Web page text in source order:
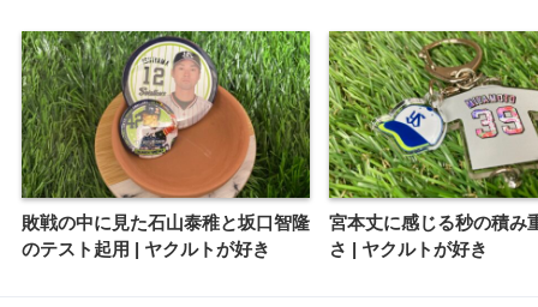
敗戦の中に見た石山泰稚と坂口智隆
のテスト起用 | ヤクルトが好き
宮本丈に感じる秒の積み
さ | ヤクルトが好き